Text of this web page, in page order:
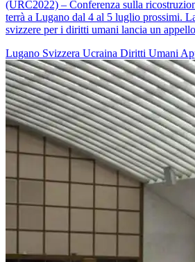
(URC2022) – Conferenza sulla
terrà a Lugano dal 4 al 5 luglio prossimi.
svizzere per i diritti umani lancia un
Lugano Svizzera Ucraina Diritti Umani